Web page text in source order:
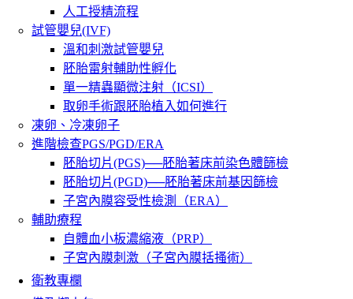
人工授精流程
試管嬰兒(IVF)
溫和刺激試管嬰兒
胚胎雷射輔助性孵化
單一精蟲顯微注射（ICSI）
取卵手術跟胚胎植入如何進行
凍卵、冷凍卵子
進階檢查PGS/PGD/ERA
胚胎切片(PGS)──胚胎著床前染色體篩檢
胚胎切片(PGD)──胚胎著床前基因篩檢
子宮內膜容受性檢測（ERA）
輔助療程
自體血小板濃縮液（PRP）
子宮內膜刺激（子宮內膜括搔術）
衛教專欄